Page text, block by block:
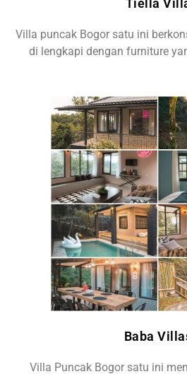
Tiella
Villa puncak Bogor satu ini
di lengkapi dengan furniture
Baba
Villa Puncak Bogor satu ini